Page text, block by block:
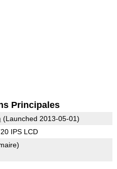
Principales
(Launched 2013-05-01)
IPS LCD